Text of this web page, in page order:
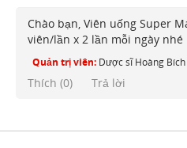
Chào bạn, Viên uống Super
viên/lần x 2 lần mỗi ngày nhé
Quản trị viên: Dược sĩ Hoàng Bích
Thích (0) Trả lời